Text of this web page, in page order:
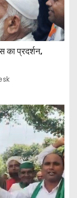
का प्रदर्शन,